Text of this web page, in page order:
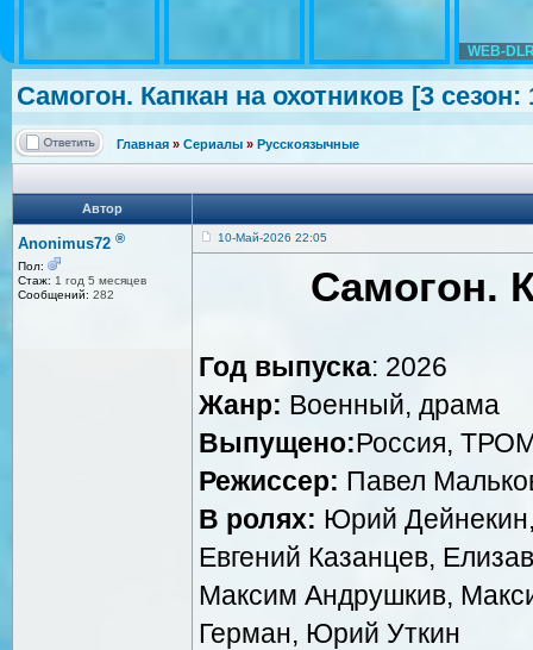
WEB-
Самогон. Капкан на охотников [3
Главная » Сериалы » Русскоязычные
Автор
Anonimus72 ®
Пол:
Стаж: 1 год 5 месяцев
Сообщений: 282
10-Май-2026 22:05
Самогон.
Год выпуска: 2026
Жанр: Военный, драма
Выпущено:Россия,
Режиссер: Павел
В ролях: Юрий
Евгений Казанцев,
Максим Андрушкив,
Герман, Юрий Уткин